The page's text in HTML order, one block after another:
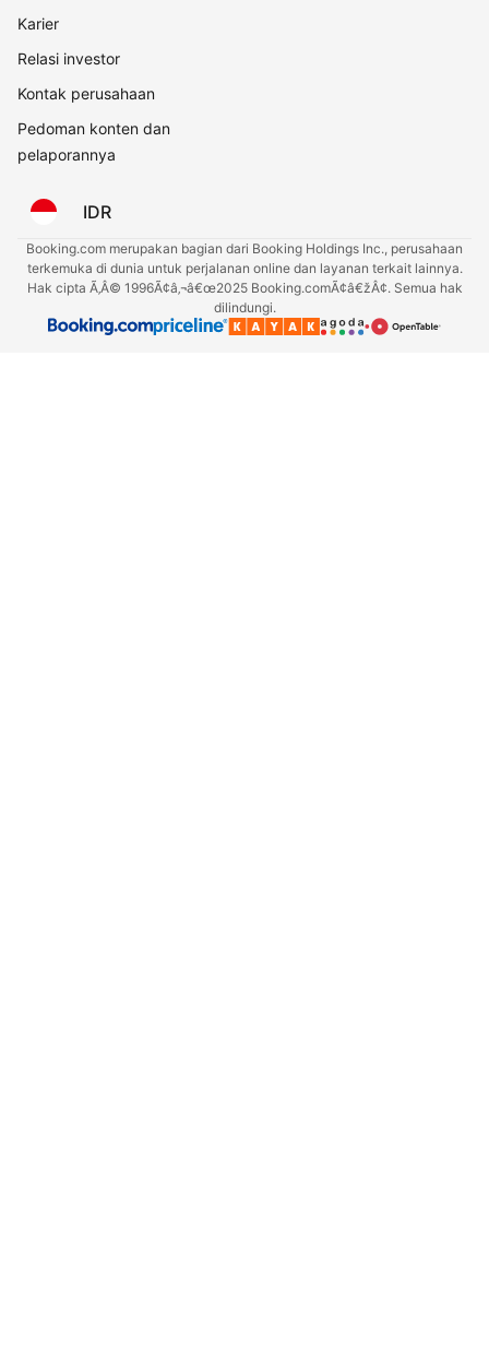
Karier
Relasi investor
Kontak perusahaan
Pedoman konten dan
pelaporannya
IDR
Booking.com merupakan bagian dari Booking Holdings Inc., perusahaan
terkemuka di dunia untuk perjalanan online dan layanan terkait lainnya.
Hak cipta Ã‚Â© 1996Ã¢â‚¬â€œ2025 Booking.comÃ¢â€žÂ¢. Semua hak
dilindungi.